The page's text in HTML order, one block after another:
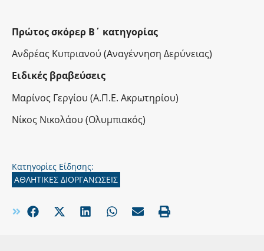
Πρώτος σκόρερ Β΄ κατηγορίας
Ανδρέας Κυπριανού (Αναγέννηση Δερύνειας)
Ειδικές βραβεύσεις
Μαρίνος Γεργίου (Α.Π.Ε. Ακρωτηρίου)
Νίκος Νικολάου (Ολυμπιακός)
Κατηγορίες Είδησης:
ΑΘΛΗΤΙΚΕΣ ΔΙΟΡΓΑΝΩΣΕΙΣ